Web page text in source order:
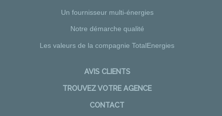
Un fournisseur multi-énergies
Notre démarche qualité
Les valeurs de la compagnie TotalEnergies
AVIS CLIENTS
TROUVEZ VOTRE AGENCE
CONTACT